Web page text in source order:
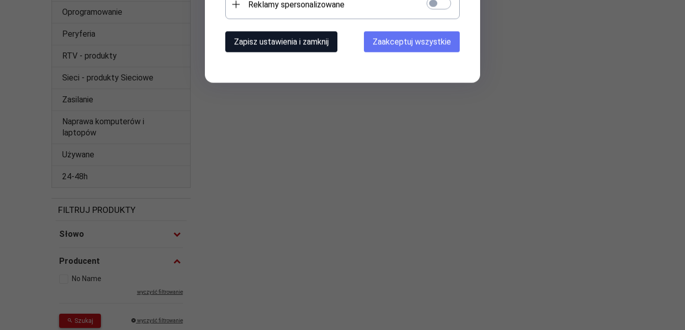
Oprogramowanie
Peryferia
RTV - produkty
Sieci - produkty Sieciowe
Zasilanie
Naprawa komputerów i
laptopów
Używane
24-48h
FILTRUJ PRODUKTY
Słowo
Producent
No Name
wyczyść filtrowanie
Szukaj wyczyść filtrowanie
Reklamy spersonalizowane
Zapisz ustawienia i zamknij Zaakceptuj wszystkie